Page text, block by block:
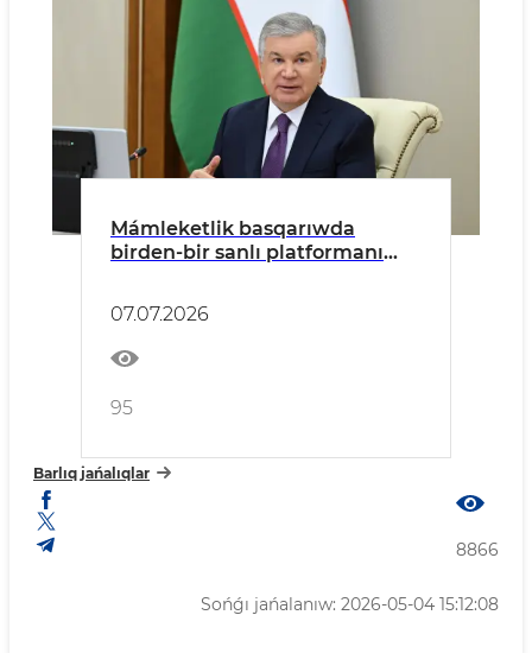
Mámleketlik basqarıwda
birden-bir sanlı platformanı
07.07.2026
95
Barlıq jańalıqlar
8866
Sońǵı jańalanıw: 2026-05-04 15:12:08